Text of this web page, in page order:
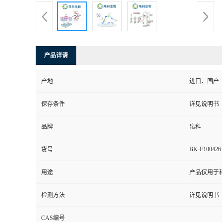
产品详请
产地 进口、国产
保存条件 详见说明书
品牌 帛科
货号 BK-F100426
用途 产品仅用于
检测方法 详见说明书
CAS编号